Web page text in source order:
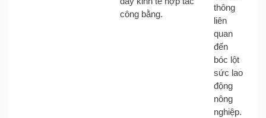
công bằng.
thông
liên
quan
đến
bóc lột
sức lao
động
nông
nghiệp.